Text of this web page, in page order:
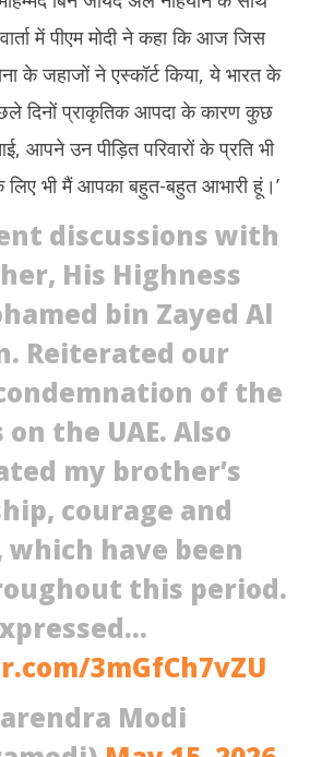
में पीएम मोदी ने कहा कि आज जिस
के जहाजों ने एस्कॉर्ट किया, ये भारत के
दिनों प्राकृतिक आपदा के कारण कुछ
आपने उन पीड़ित परिवारों के प्रति भी
भी मैं आपका बहुत-बहुत आभारी हूं।’
discussions with
His Highness
bin Zayed Al
Reiterated our
of the
the UAE. Also
my brother’s
courage and
which have been
this period.
3mGfCh7vZU
Modi